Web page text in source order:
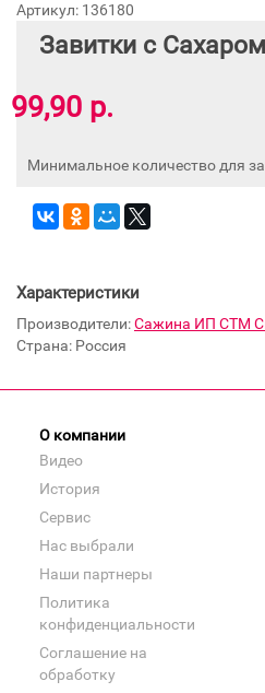
Артикул: 136180
Завитки с
99,90 р.
Минимальное количество для
Характеристики
Производители:Сажина ИП СТМ
Страна: Россия
О компании
Видео
История
Сервис
Нас выбрали
Наши партнеры
Политика
конфиденциальности
Соглашение на
обработку